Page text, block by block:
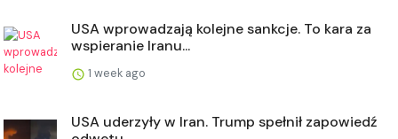
USA wprowadzają kolejne sankcje. To kara za
wspieranie Iranu...
1 week ago
USA uderzyły w Iran. Trump spełnił zapowiedź